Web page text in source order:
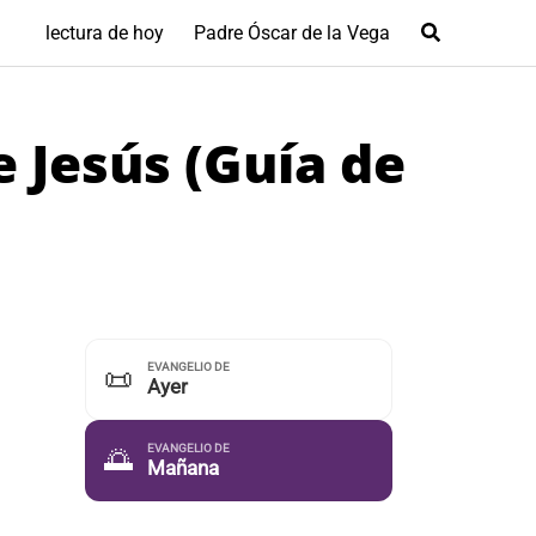
lectura de hoy Padre Óscar de la Vega
(Guía de
📜 EVANGELIO DE
Ayer
🌅 EVANGELIO DE
Mañana